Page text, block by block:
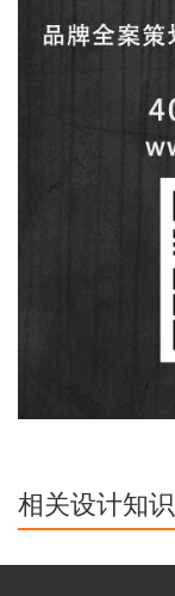
相关设计知识